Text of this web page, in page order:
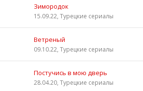
Зимородок
15.09.22, Турецкие сериалы
Ветреный
09.10.22, Турецкие сериалы
Постучись в мою дверь
28.04.20, Турецкие сериалы